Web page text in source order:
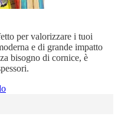
per valorizzare i tuoi
e di grande impatto
bisogno di cornice, è